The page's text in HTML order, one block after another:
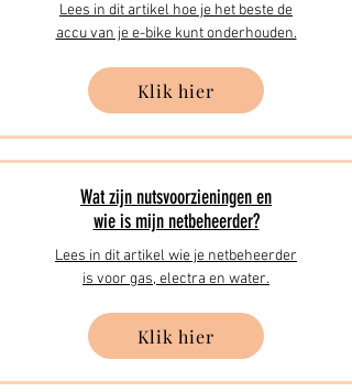
Lees in dit artikel hoe je het beste de
accu van je e-bike kunt onderhouden.
Klik hier
Wat zijn nutsvoorzieningen en
wie is mijn netbeheerder?
Lees in dit artikel wie je netbeheerder
is voor gas, electra en water.
Klik hier